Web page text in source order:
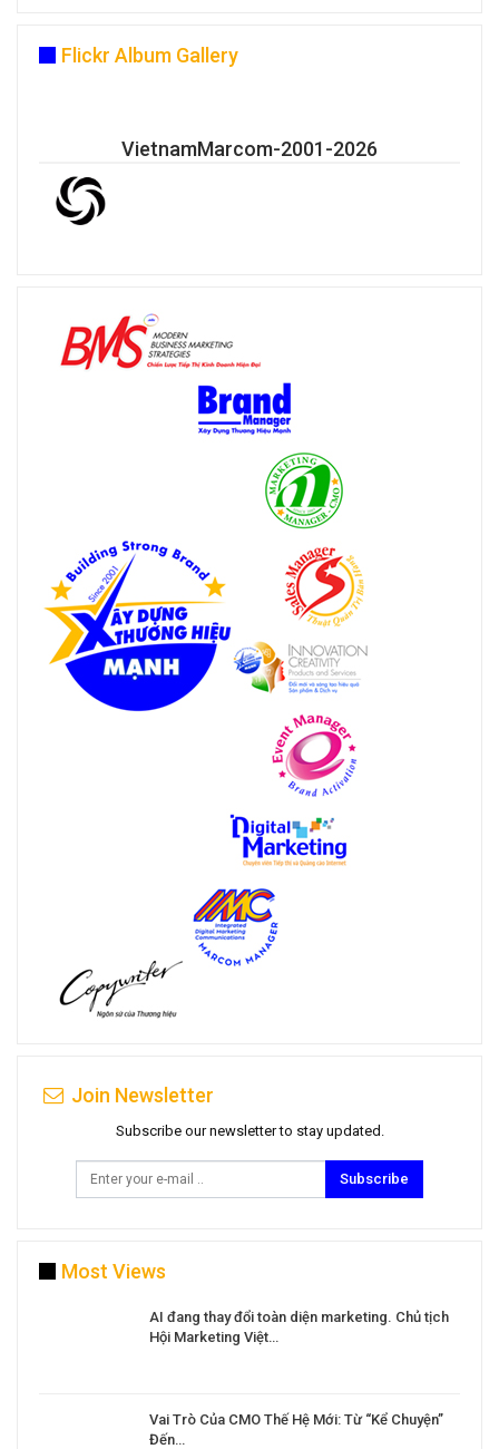
Flickr Album Gallery
VietnamMarcom-2001-2026
Join Newsletter
Subscribe our newsletter to stay updated.
Subscribe
Most Views
AI đang thay đổi toàn diện marketing. Chủ tịch
Hội Marketing Việt…
Vai Trò Của CMO Thế Hệ Mới: Từ “Kể Chuyện”
Đến…